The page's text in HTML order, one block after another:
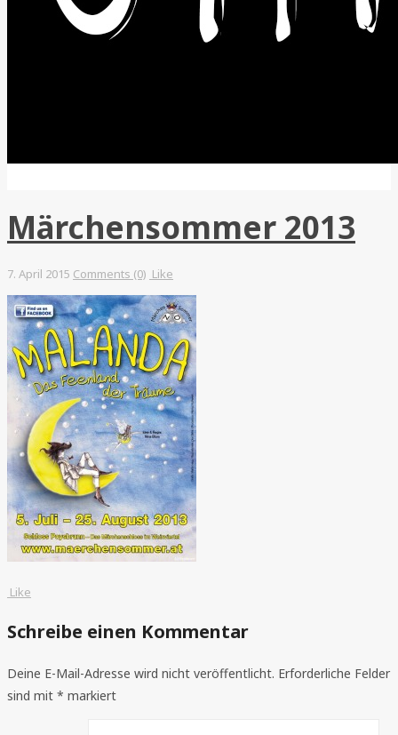
Märchensommer 2013
7. April 2015 Comments (0) Like
Like
Schreibe einen Kommentar
Deine E-Mail-Adresse wird nicht veröffentlicht. Erforderliche Felder
sind mit * markiert